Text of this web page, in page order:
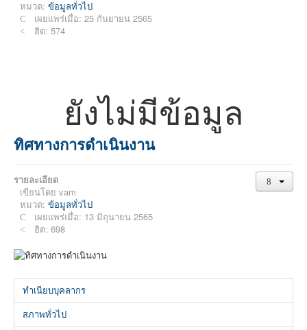
หมวด: ข้อมูลทั่วไป
เผยแพร่เมื่อ: 25 กันยายน 2565
ฮิต: 574
ยังไม่มีข้อมูล
ทิศทางการดำเนินงาน
รายละเอียด
เขียนโดย vam
หมวด: ข้อมูลทั่วไป
เผยแพร่เมื่อ: 13 มิถุนายน 2565
ฮิต: 698
ทำเนียบบุคลากร
สภาพทั่วไป